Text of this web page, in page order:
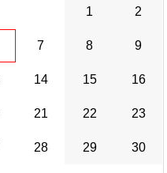
1 2
7 8 9
14 15 16
21 22 23
28 29 30